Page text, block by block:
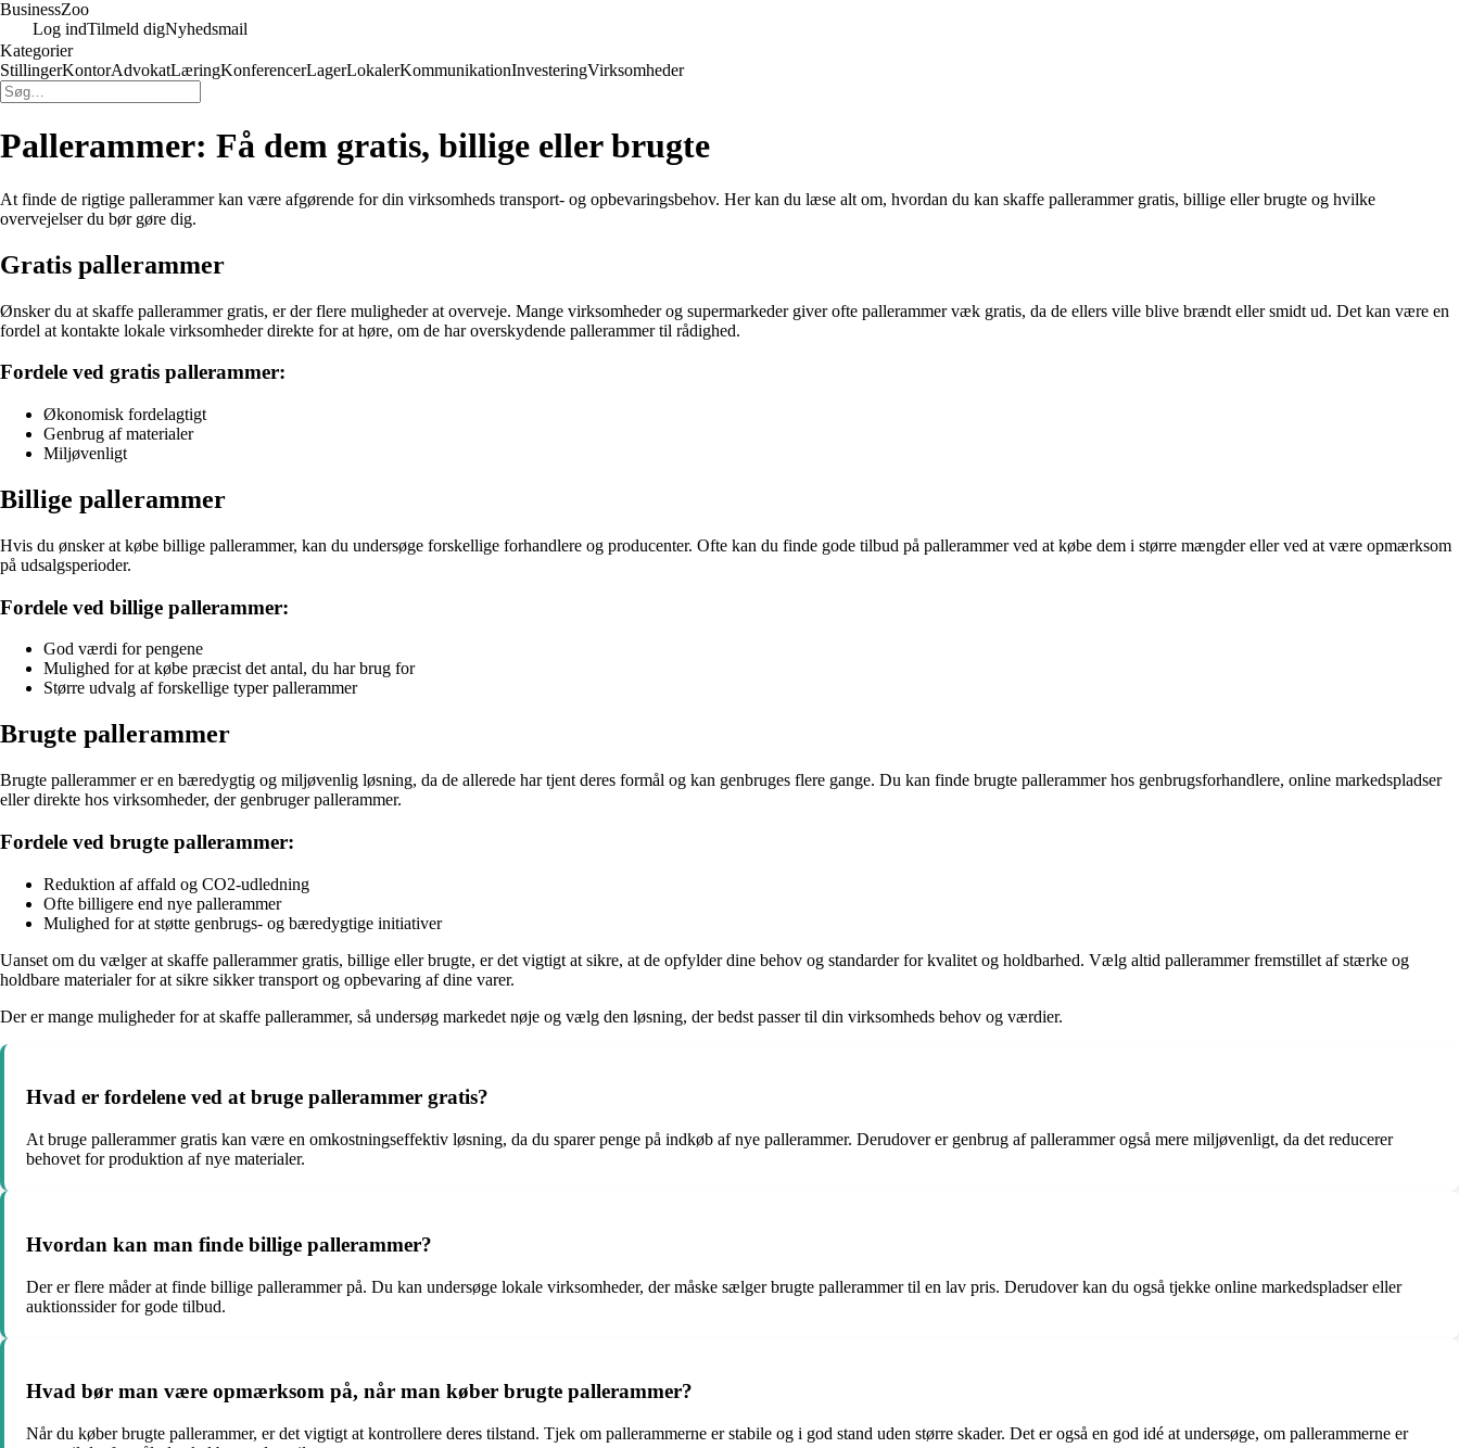
BusinessZoo
Log indTilmeld digNyhedsmail
Kategorier
StillingerKontorAdvokatLæringKonferencerLagerLokalerKommunikationInvesteringVirksomheder
Pallerammer: Få dem gratis, billige eller brugte
At finde de rigtige pallerammer kan være afgørende for din virksomheds transport- og opbevaringsbehov. Her kan du læse alt om, hvordan du kan skaffe pallerammer gratis, billige eller brugte og hvilke
overvejelser du bør gøre dig.
Gratis pallerammer
Ønsker du at skaffe pallerammer gratis, er der flere muligheder at overveje. Mange virksomheder og supermarkeder giver ofte pallerammer væk gratis, da de ellers ville blive brændt eller smidt ud. Det kan være en
fordel at kontakte lokale virksomheder direkte for at høre, om de har overskydende pallerammer til rådighed.
Fordele ved gratis pallerammer:
Økonomisk fordelagtigt
Genbrug af materialer
Miljøvenligt
Billige pallerammer
Hvis du ønsker at købe billige pallerammer, kan du undersøge forskellige forhandlere og producenter. Ofte kan du finde gode tilbud på pallerammer ved at købe dem i større mængder eller ved at være opmærksom
på udsalgsperioder.
Fordele ved billige pallerammer:
God værdi for pengene
Mulighed for at købe præcist det antal, du har brug for
Større udvalg af forskellige typer pallerammer
Brugte pallerammer
Brugte pallerammer er en bæredygtig og miljøvenlig løsning, da de allerede har tjent deres formål og kan genbruges flere gange. Du kan finde brugte pallerammer hos genbrugsforhandlere, online markedspladser
eller direkte hos virksomheder, der genbruger pallerammer.
Fordele ved brugte pallerammer:
Reduktion af affald og CO2-udledning
Ofte billigere end nye pallerammer
Mulighed for at støtte genbrugs- og bæredygtige initiativer
Uanset om du vælger at skaffe pallerammer gratis, billige eller brugte, er det vigtigt at sikre, at de opfylder dine behov og standarder for kvalitet og holdbarhed. Vælg altid pallerammer fremstillet af stærke og
holdbare materialer for at sikre sikker transport og opbevaring af dine varer.
Der er mange muligheder for at skaffe pallerammer, så undersøg markedet nøje og vælg den løsning, der bedst passer til din virksomheds behov og værdier.
Hvad er fordelene ved at bruge pallerammer gratis?
At bruge pallerammer gratis kan være en omkostningseffektiv løsning, da du sparer penge på indkøb af nye pallerammer. Derudover er genbrug af pallerammer også mere miljøvenligt, da det reducerer
behovet for produktion af nye materialer.
Hvordan kan man finde billige pallerammer?
Der er flere måder at finde billige pallerammer på. Du kan undersøge lokale virksomheder, der måske sælger brugte pallerammer til en lav pris. Derudover kan du også tjekke online markedspladser eller
auktionssider for gode tilbud.
Hvad bør man være opmærksom på, når man køber brugte pallerammer?
Når du køber brugte pallerammer, er det vigtigt at kontrollere deres tilstand. Tjek om pallerammerne er stabile og i god stand uden større skader. Det er også en god idé at undersøge, om pallerammerne er